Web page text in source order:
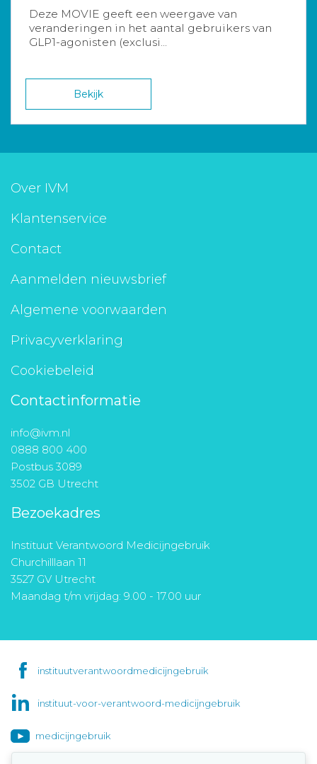
Deze MOVIE geeft een weergave van
veranderingen in het aantal gebruikers van
GLP1-agonisten (exclusi...
Bekijk
Over IVM
Klantenservice
Contact
Aanmelden nieuwsbrief
Algemene voorwaarden
Privacyverklaring
Cookiebeleid
Contactinformatie
info@ivm.nl
0888 800 400
Postbus 3089
3502 GB Utrecht
Bezoekadres
Instituut Verantwoord Medicijngebruik
Churchilllaan 11
3527 GV Utrecht
Maandag t/m vrijdag: 9.00 - 17.00 uur
instituutverantwoordmedicijngebruik
instituut-voor-verantwoord-medicijngebruik
medicijngebruik